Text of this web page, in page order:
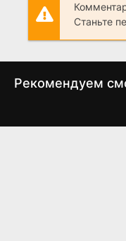
Станьте
Рекомендуем